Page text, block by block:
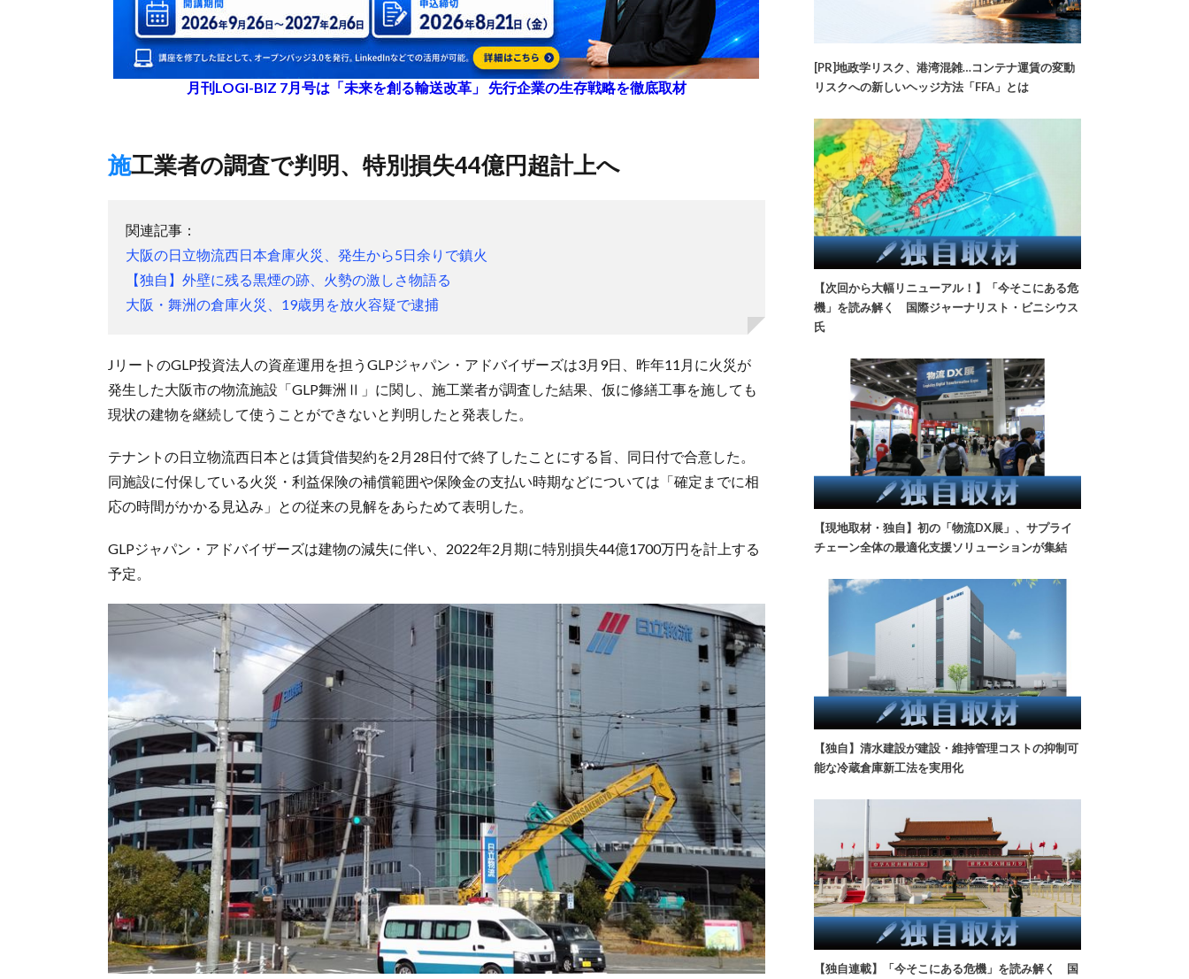
月刊LOGI-BIZ 7月号は「未来を創る輸送改革」 先行企業の生存戦略を徹底取材
施工業者の調査で判明、特別損失44億円超計上へ
関連記事：
大阪の日立物流西日本倉庫火災、発生から5日余りで鎮火
【独自】外壁に残る黒煙の跡、火勢の激しさ物語る
大阪・舞洲の倉庫火災、19歳男を放火容疑で逮捕
JリートのGLP投資法人の資産運用を担うGLPジャパン・アドバイザーズは3月9日、昨年11月に火災が
発生した大阪市の物流施設「GLP舞洲Ⅱ」に関し、施工業者が調査した結果、仮に修繕工事を施しても
現状の建物を継続して使うことができないと判明したと発表した。
テナントの日立物流西日本とは賃貸借契約を2月28日付で終了したことにする旨、同日付で合意した。
同施設に付保している火災・利益保険の補償範囲や保険金の支払い時期などについては「確定までに相
応の時間がかかる見込み」との従来の見解をあらためて表明した。
GLPジャパン・アドバイザーズは建物の減失に伴い、2022年2月期に特別損失44億1700万円を計上する
予定。
[PR]地政学リスク、港湾混雑…コンテナ運賃の変動
リスクへの新しいヘッジ方法「FFA」とは
【次回から大幅リニューアル！】「今そこにある危
機」を読み解く 国際ジャーナリスト・ビニシウス
氏
【現地取材・独自】初の「物流DX展」、サプライ
チェーン全体の最適化支援ソリューションが集結
【独自】清水建設が建設・維持管理コストの抑制可
能な冷蔵倉庫新工法を実用化
【独自連載】「今そこにある危機」を読み解く 国